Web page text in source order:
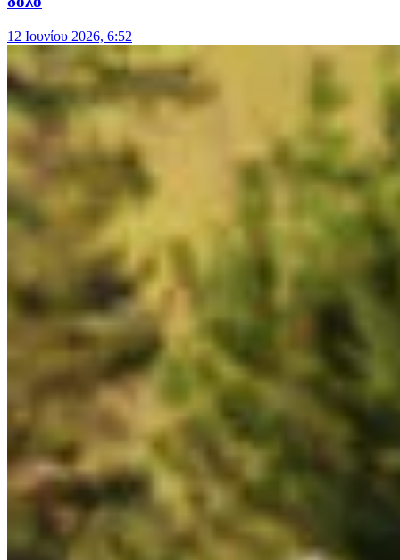
12 Ιουνίου 2026, 6:52